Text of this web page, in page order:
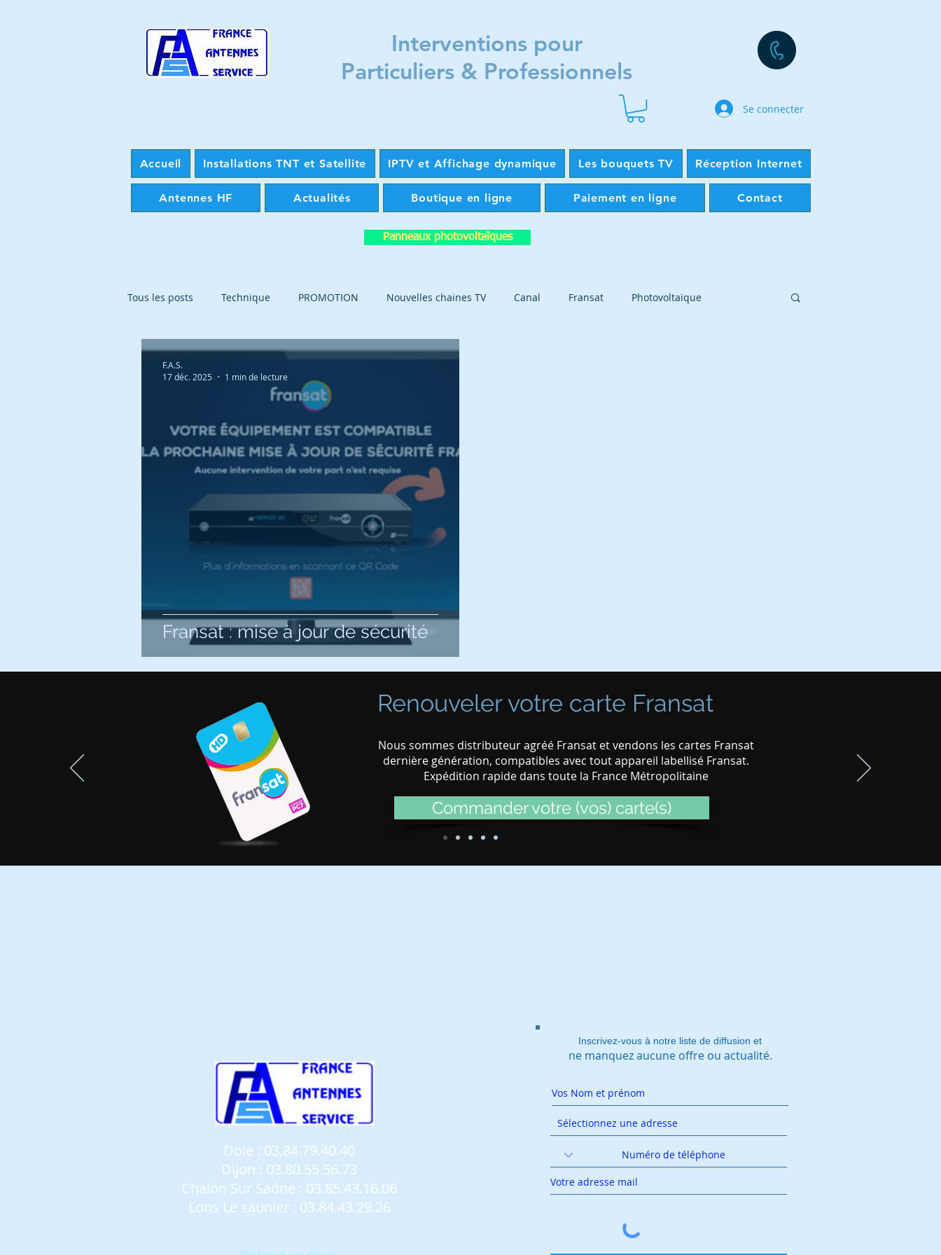
Interventions pour
Particuliers & Professionnels
Se connecter
Accueil Installations TNT et Satellite IPTV et Affichage dynamique Les bouquets TV Réception Internet
Antennes HF Actualités Boutique en ligne Paiement en ligne Contact
Panneaux photovoltaïques
Tous les posts Technique PROMOTION Nouvelles chaines TV Canal Fransat Photovoltaïque
Fransat : mise à jour de sécurité
F.A.S.
17 déc. 2025
1 min de lecture
Renouveler votre carte Fransat
Nous sommes distributeur agréé Fransat et vendons les cartes Fransat
dernière génération, compatibles avec tout appareil labellisé Fransat.
Expédition rapide dans toute la France Métropolitaine
Commander votre (vos) carte(s)
Dole : 03.84.79.40.40
Dijon : 03.80.55.56.73
Chalon Sur Saône : 03.85.43.16.06
Lons Le saunier : 03.84.43.29.26
Inscrivez-vous à notre liste de diffusion et
ne manquez aucune offre ou actualité.